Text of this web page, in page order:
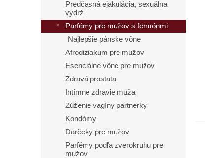
Predčasná ejakulácia, sexuálna
výdrž
Parfémy pre mužov s fermónmi
Najlepšie pánske vône
Afrodiziakum pre mužov
Esenciálne vône pre mužov
Zdravá prostata
Intímne zdravie muža
Zúženie vagíny partnerky
Kondómy
Darčeky pre mužov
Parfémy podľa zverokruhu pre
mužov